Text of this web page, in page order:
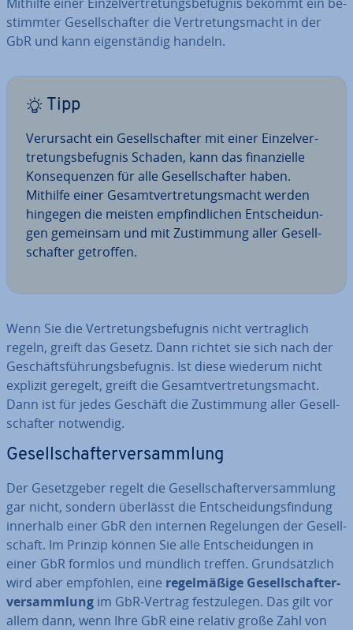
stimm­ter Ge­sell­schaf­ter die Ver­tre­tungs­macht in der
GbR und kann ei­gen­stän­dig handeln.
Tipp
Ver­ur­sacht ein Ge­sell­schaf­ter mit einer Ein­zel­ver­
tre­tungs­be­fug­nis Schaden, kann das fi­nan­zi­el­le
Kon­se­quen­zen für alle Ge­sell­schaf­ter haben.
Mithilfe einer Ge­samt­ver­tre­tungs­macht werden
hingegen die meisten emp­find­li­chen Ent­schei­dun­
gen gemeinsam und mit Zu­stim­mung aller Ge­sell­
schaf­ter getroffen.
Wenn Sie die Ver­tre­tungs­be­fug­nis nicht ver­trag­lich
regeln, greift das Gesetz. Dann richtet sie sich nach der
Ge­schäfts­füh­rungs­be­fug­nis. Ist diese wiederum nicht
explizit geregelt, greift die Ge­samt­ver­tre­tungs­macht.
Dann ist für jedes Geschäft die Zu­stim­mung aller Ge­sell­
schaf­ter notwendig.
Ge­sell­schaf­ter­ver­samm­lung
Der Ge­setz­ge­ber regelt die Ge­sell­schaf­ter­ver­samm­lung
gar nicht, sondern überlässt die Ent­schei­dungs­fin­dung
innerhalb einer GbR den internen Re­ge­lun­gen der Ge­sell­
schaft. Im Prinzip können Sie alle Ent­schei­dun­gen in
einer GbR formlos und mündlich treffen. Grund­sätz­lich
wird aber empfohlen, eine re­gel­mä­ßi­ge Ge­sell­schaf­ter­
ver­samm­lung im GbR-Vertrag fest­zu­le­gen. Das gilt vor
allem dann, wenn Ihre GbR eine relativ große Zahl von